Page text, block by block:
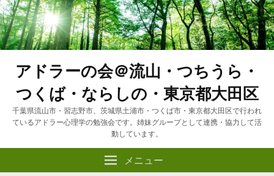
アドラーの会＠流山・つちうら・
つくば・ならしの・東京都大田区
千葉県流山市・習志野市、茨城県土浦市・つくば市・東京都大田区で行われ
ているアドラー心理学の勉強会です。姉妹グループとして連携・協力して活
動しています。
メニュー